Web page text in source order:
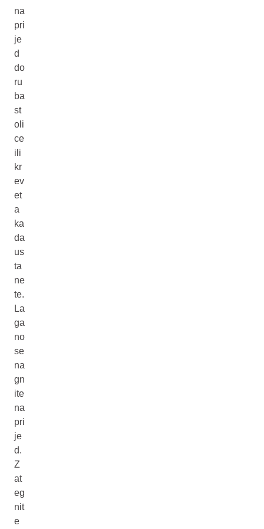
na
pri
je
d
do
ru
ba
st
oli
ce
ili
kr
ev
et
a
ka
da
us
ta
ne
te.
La
ga
no
se
na
gn
ite
na
pri
je
d.
Z
at
eg
nit
e